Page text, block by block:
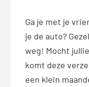
Ga je met je
je de auto?
weg! Mocht
komt deze
een klein